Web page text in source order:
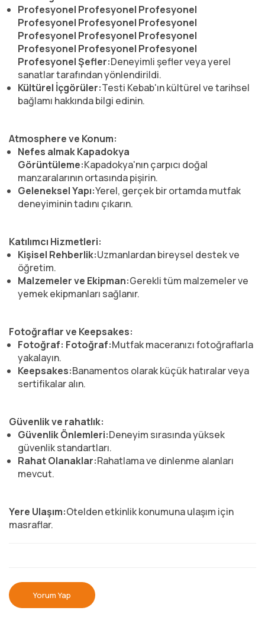
Profesyonel Profesyonel Profesyonel
Profesyonel Profesyonel Profesyonel
Profesyonel Profesyonel Profesyonel
Profesyonel Profesyonel Profesyonel
Profesyonel Şefler:Deneyimli şefler veya yerel
sanatlar tarafından yönlendirildi.
Kültürel İçgörüler:Testi Kebab'ın kültürel ve tarihsel
bağlamı hakkında bilgi edinin.
Atmosphere ve Konum:
Nefes almak Kapadokya
Görüntüleme:Kapadokya'nın çarpıcı doğal
manzaralarının ortasında pişirin.
Geleneksel Yapı:Yerel, gerçek bir ortamda mutfak
deneyiminin tadını çıkarın.
Katılımcı Hizmetleri:
Kişisel Rehberlik:Uzmanlardan bireysel destek ve
öğretim.
Malzemeler ve Ekipman:Gerekli tüm malzemeler ve
yemek ekipmanları sağlanır.
Fotoğraflar ve Keepsakes:
Fotoğraf: Fotoğraf:Mutfak maceranızı fotoğraflarla
yakalayın.
Keepsakes:Banamentos olarak küçük hatıralar veya
sertifikalar alın.
Güvenlik ve rahatlık:
Güvenlik Önlemleri:Deneyim sırasında yüksek
güvenlik standartları.
Rahat Olanaklar:Rahatlama ve dinlenme alanları
mevcut.
Yere Ulaşım:Otelden etkinlik konumuna ulaşım için
masraflar.
Yorum Yap